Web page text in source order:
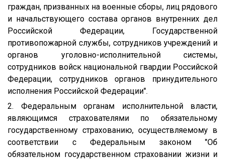
граждан, призванных на военные сборы, лиц рядового
и начальствующего состава органов внутренних дел
Российской Федерации, Государственной
противопожарной службы, сотрудников учреждений и
органов уголовно-исполнительной системы,
сотрудников войск национальной гвардии Российской
Федерации, сотрудников органов принудительного
исполнения Российской Федерации".
2. Федеральным органам исполнительной власти,
являющимся страхователями по обязательному
государственному страхованию, осуществляемому в
соответствии с Федеральным законом "Об
обязательном государственном страховании жизни и